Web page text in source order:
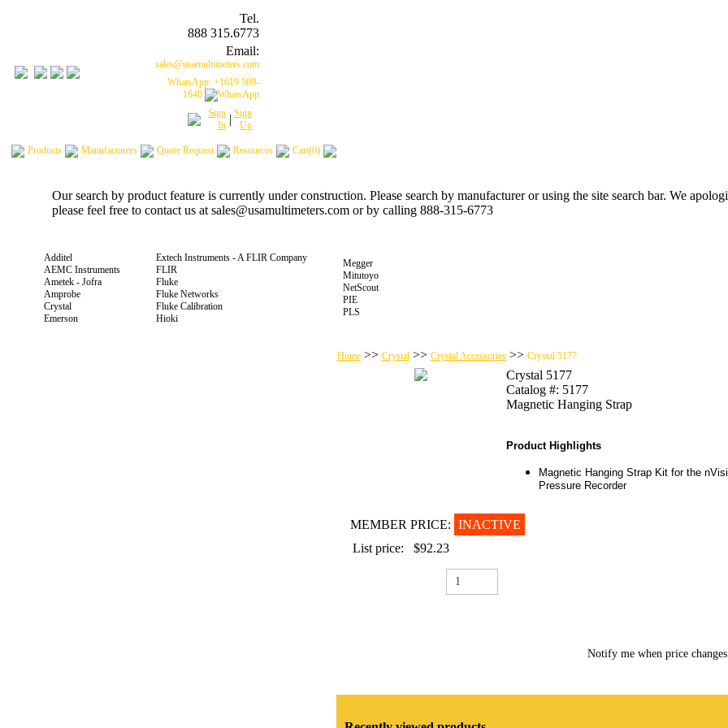
Tel.
888 315.6773
Email:
sales@usamultimeters.com
WhatsApp: +1619 569-
1640
Sign
In | Sign
Up
Products Manufacturers Quote Request Resources Cart(0)
Our search by product feature is currently under construction. Please search by manufacturer or using the site search bar. We
please feel free to contact us at sales@usamultimeters.com or by calling 888-315-6773
Additel
AEMC Instruments
Ametek - Jofra
Amprobe
Crystal
Emerson
Extech Instruments - A FLIR Company
FLIR
Fluke
Fluke Networks
Fluke Calibration
Hioki
Megger
Mitutoyo
NetScout
PIE
PLS
Home>> Crystal>> Crystal Accessories>> Crystal 5177
Crystal 5177
Catalog #: 5177
Magnetic Hanging Strap
Product Highlights
Magnetic Hanging Strap Kit for the
Pressure Recorder
MEMBER PRICE: INACTIVE
List price:
$92.23
Notify me when price changes